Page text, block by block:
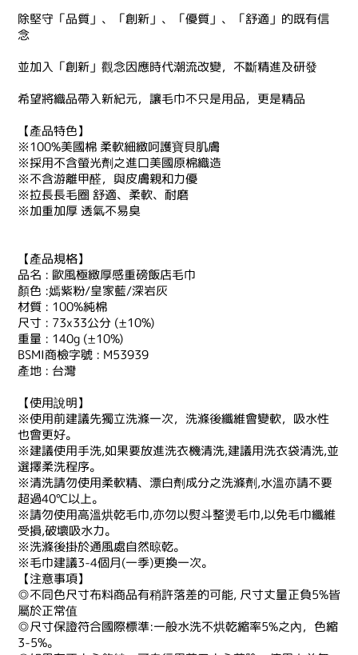
除堅守「品質」、「創新」、「優質」、「舒適」的既有信
念
並加入「創新」觀念因應時代潮流改變，不斷精進及研發
希望將織品帶入新紀元，讓毛巾不只是用品，更是精品
【產品特色】
※100%美國棉 柔軟細緻呵護寶貝肌膚
※採用不含螢光劑之進口美國原棉織造
※不含游離甲醛，與皮膚親和力優
※拉長長毛圈 舒適、柔軟、耐磨
※加重加厚 透氣不易臭
【產品規格】
品名 : 歐風極緻厚感重磅飯店毛巾
顏色 :嫣紫粉/皇家藍/深岩灰
材質 : 100%純棉
尺寸 : 73x33公分 (±10%)
重量 : 140g (±10%)
BSMI商檢字號 : M53939
產地 : 台灣
【使用說明】
※使用前建議先獨立洗滌一次，洗滌後纖維會變軟，吸水性
也會更好。
※建議使用手洗,如果要放進洗衣機清洗,建議用洗衣袋清洗,並
選擇柔洗程序。
※清洗請勿使用柔軟精、漂白劑成分之洗滌劑,水溫亦請不要
超過40℃以上。
※請勿使用高溫烘乾毛巾,亦勿以熨斗整燙毛巾,以免毛巾纖維
受損,破壞吸水力。
※洗滌後掛於通風處自然晾乾。
※毛巾建議3-4個月(一季)更換一次。
【注意事項】
◎不同色尺寸布料商品有稍許落差的可能, 尺寸丈量正負5%皆
屬於正常值
◎尺寸保證符合國際標準:一般水洗不烘乾縮率5%之內，色縮
3-5%。